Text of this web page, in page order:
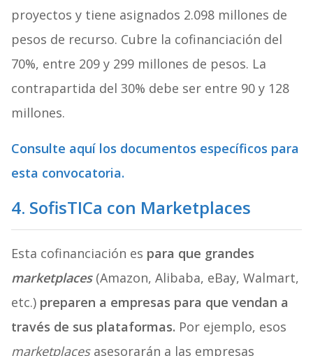
proyectos y tiene asignados 2.098 millones de
pesos de recurso. Cubre la cofinanciación del
70%, entre 209 y 299 millones de pesos. La
contrapartida del 30% debe ser entre 90 y 128
millones.
Consulte aquí los documentos específicos para
esta convocatoria.
4. SofisTICa con Marketplaces
Esta cofinanciación es para que grandes
marketplaces(Amazon, Alibaba, eBay, Walmart,
etc.) preparen a empresas para que vendan a
través de sus plataformas. Por ejemplo, esos
marketplacesasesorarán a las empresas